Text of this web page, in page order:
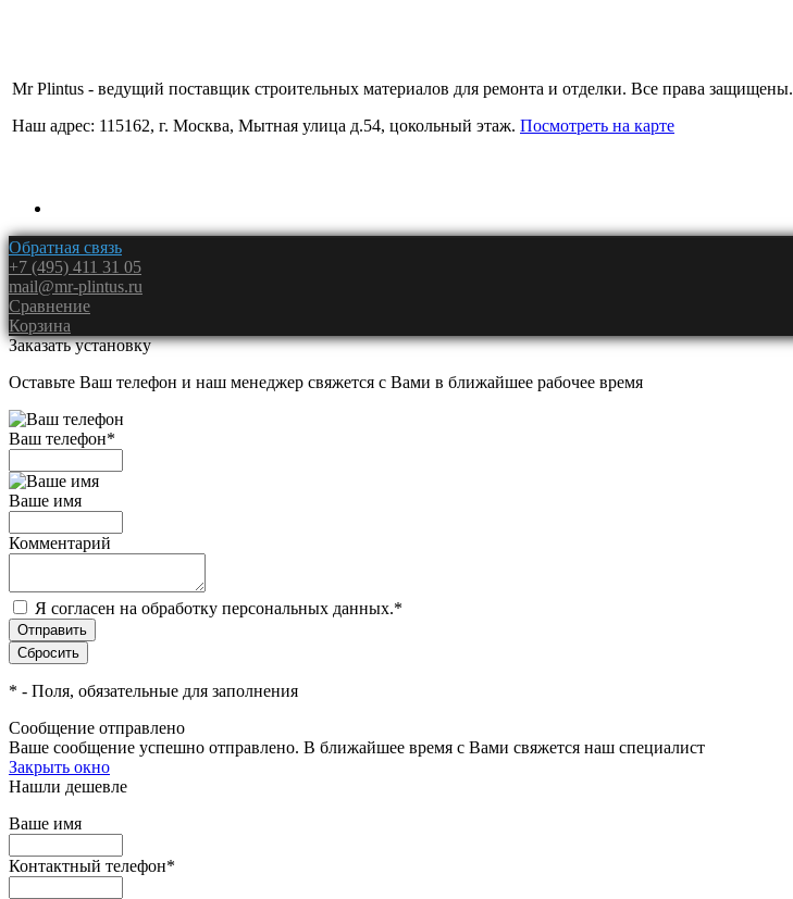
Mr Plintus - ведущий поставщик строительных материалов для ремонта и отделки. Все права защищены.
Наш адрес: 115162, г. Москва, Мытная улица д.54, цокольный этаж. Посмотреть на карте
Обратная связь
+7 (495) 411 31 05
mail@mr-plintus.ru
Сравнение
Корзина
Заказать установку
Оставьте Ваш телефон и наш менеджер свяжется с Вами в ближайшее рабочее время
Ваш телефон*
Ваше имя
Комментарий
Я согласен на обработку персональных данных.*
* - Поля, обязательные для заполнения
Сообщение отправлено
Ваше сообщение успешно отправлено. В ближайшее время с Вами свяжется наш специалист
Закрыть окно
Нашли дешевле
Ваше имя
Контактный телефон*